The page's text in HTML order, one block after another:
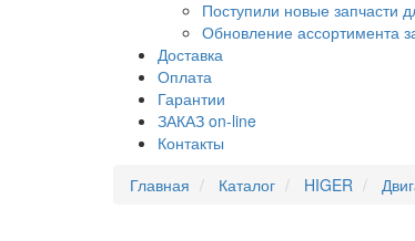
Поступили новые запчасти
Обновление ассортимента
Доставка
Оплата
Гарантии
ЗАКАЗ on-line
Контакты
Главная
Каталог HIGER